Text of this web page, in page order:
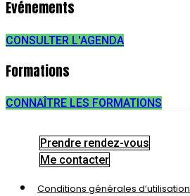
Evénements
CONSULTER L'AGENDA
Formations
CONNAÎTRE LES FORMATIONS
Prendre rendez-vous
Me contacter
Conditions générales d’utilisation